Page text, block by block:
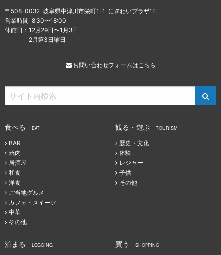
〒508-0032 岐阜県中津川市栄町1-1 にぎわいプラザ1F
営業時間 8:30〜18:00
休館日：12月29日〜1月3日
2月第3日曜日
お問い合わせフォームはこちら
食べる EAT
BAR
焼肉
居酒屋
和食
洋食
ご当地グルメ
カフェ・スイーツ
中華
その他
観る・遊ぶ TOURISM
歴史・文化
体験
レジャー
子供
その他
泊まる LOGGING 買う SHOPPING